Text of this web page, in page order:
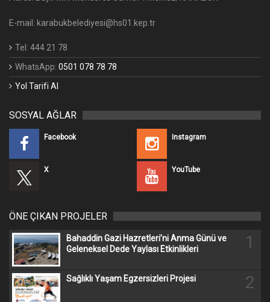
E-mail: karabukbelediyesi@hs01.kep.tr
Tel: 444 21 78
WhatsApp: 0501 078 78 78
Yol Tarifi Al
SOSYAL AĞLAR
Facebook Instagram
X YouTube
ÖNE ÇIKAN PROJELER
Bahaddin Gazi Hazretleri’ni Anma Günü ve
Geleneksel Dede Yaylası Etkinlikleri
1
Sağlıklı Yaşam Egzersizleri Projesi 2